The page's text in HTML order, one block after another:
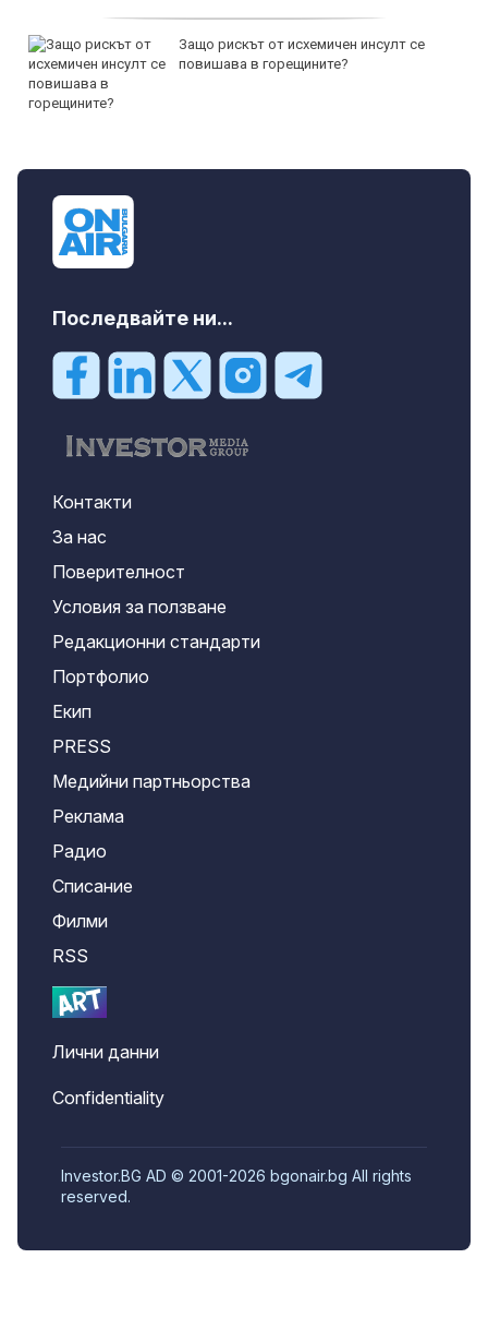
Защо рискът от исхемичен инсулт се
повишава в горещините?
Последвайте ни...
Контакти
За нас
Поверителност
Условия за ползване
Редакционни стандарти
Портфолио
Екип
PRESS
Медийни партньорства
Реклама
Радио
Списание
Филми
RSS
Лични данни
Confidentiality
Investor.BG AD © 2001-2026 bgonair.bg All rights
reserved.